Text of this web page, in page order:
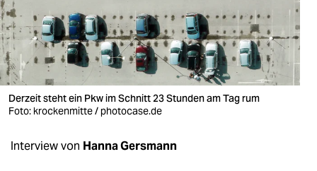
wahrheit
verlag
verlag
veranstaltungen
fragen & hilfe
Derzeit steht ein Pkw im Schnitt 23 Stunden am Tag rum
Foto: krockenmitte / photocase.de
Interview von Hanna Gersmann